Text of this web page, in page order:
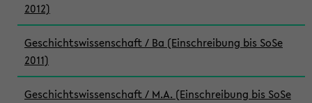
2012)
Geschichtswissenschaft / Ba (Einschreibung bis SoSe
2011)
Geschichtswissenschaft / M.A. (Einschreibung bis SoSe